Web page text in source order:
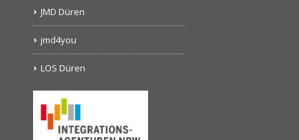
JMD Düren
jmd4you
LOS Düren